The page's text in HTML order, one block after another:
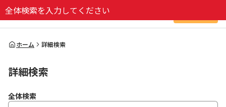
全体検索を入力してください
全体検索
ホーム 詳細検索
詳細検索
全体検索